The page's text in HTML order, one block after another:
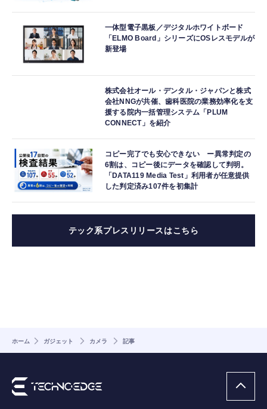
一体型電子黒板／デジタルホワイトボード
「ELMO Board」シリーズにOSレスモデルが
新登場
株式会社オール・デンタル・ジャパンと株式
会社NNGが共催、歯科医院の業務効率化を支
援する院内一括管理システム「PLUM
CONNECT」を紹介
コピー完了でも安心できない ー異常判定の
6割は、コピー後にデータを確認して判明。
「DATA119 Media Test」利用者が任意提供
した判定済み107件を初集計
テック系プレスリリースはこちら
ホーム ガジェット カメラ 記事